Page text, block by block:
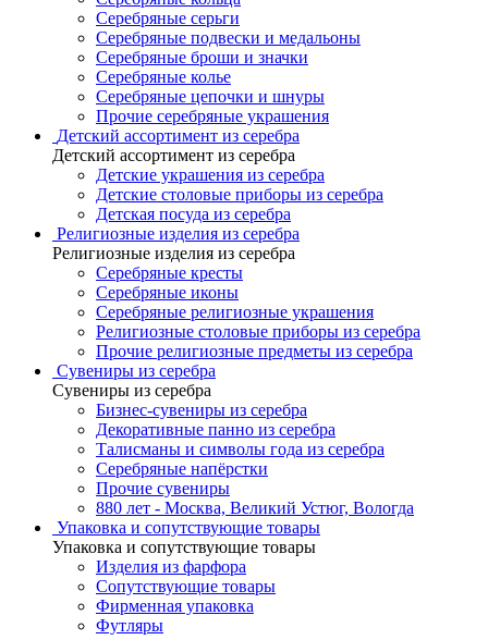
Серебряные серьги
Серебряные подвески и медальоны
Серебряные броши и значки
Серебряные колье
Серебряные цепочки и шнуры
Прочие серебряные украшения
Детский ассортимент из серебра
Детский ассортимент из серебра
Детские украшения из серебра
Детские столовые приборы из серебра
Детская посуда из серебра
Религиозные изделия из серебра
Религиозные изделия из серебра
Серебряные кресты
Серебряные иконы
Серебряные религиозные украшения
Религиозные столовые приборы из серебра
Прочие религиозные предметы из серебра
Сувениры из серебра
Сувениры из серебра
Бизнес-сувениры из серебра
Декоративные панно из серебра
Талисманы и символы года из серебра
Серебряные напёрстки
Прочие сувениры
880 лет - Москва, Великий Устюг, Вологда
Упаковка и сопутствующие товары
Упаковка и сопутствующие товары
Изделия из фарфора
Сопутствующие товары
Фирменная упаковка
Футляры